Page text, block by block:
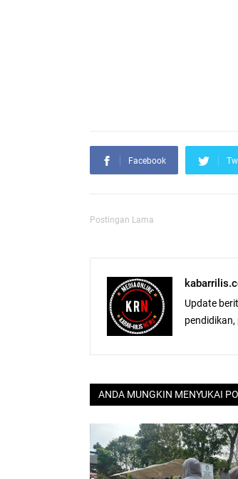
Facebook
Postingan Lama
Update
ANDA MUNGKIN MENYUKAI